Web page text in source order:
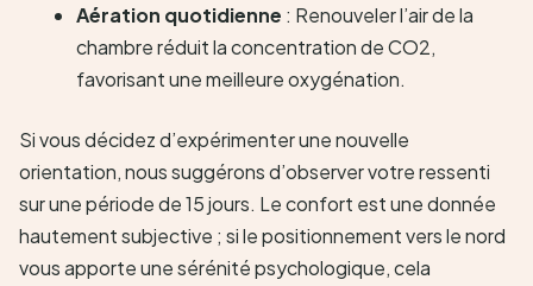
Aération quotidienne : Renouveler l’air de la
chambre réduit la concentration de CO2,
favorisant une meilleure oxygénation.
Si vous décidez d’expérimenter une nouvelle
orientation, nous suggérons d’observer votre ressenti
sur une période de 15 jours. Le confort est une donnée
hautement subjective ; si le positionnement vers le nord
vous apporte une sérénité psychologique, cela